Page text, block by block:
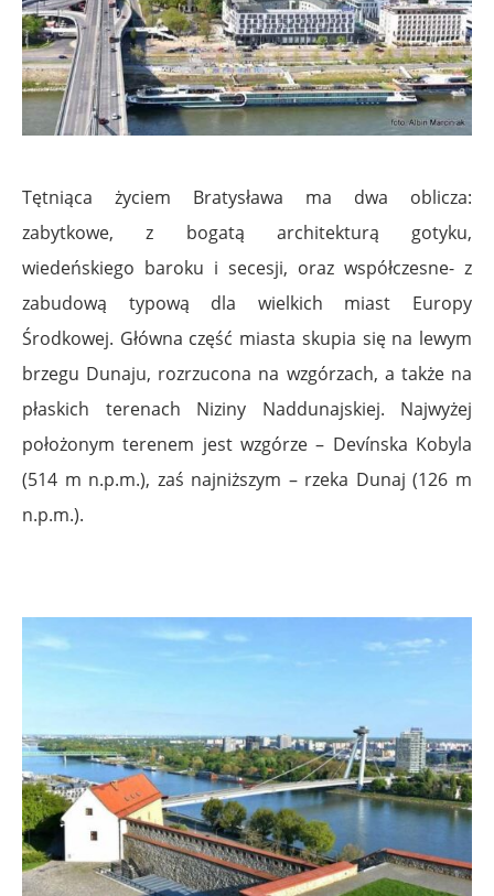
Tętniąca życiem Bratysława ma dwa oblicza:
zabytkowe, z bogatą architekturą gotyku,
wiedeńskiego baroku i secesji, oraz współczesne- z
zabudową typową dla wielkich miast Europy
Środkowej. Główna część miasta skupia się na lewym
brzegu Dunaju, rozrzucona na wzgórzach, a także na
płaskich terenach Niziny Naddunajskiej. Najwyżej
położonym terenem jest wzgórze – Devínska Kobyla
(514 m n.p.m.), zaś najniższym – rzeka Dunaj (126 m
n.p.m.).